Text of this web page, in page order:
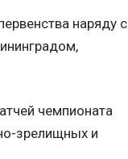
наряду с
чемпионата
зрелищных и